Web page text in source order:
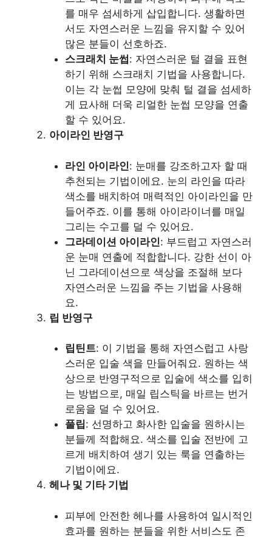
를 매우 섬세하게 삽입합니다. 생활하면
서도 자연스러운 느낌을 유지할 수 있어
많은 분들이 선호하죠.
스크래치 눈썹 : 자연스러운 털 결을 표현
하기 위해 스크래치 기법을 사용합니다.
이는 각 눈썹 모양에 맞춰 털 결을 섬세하
게 묘사해 더욱 리얼한 눈썹 모양을 연출
할 수 있어요.
아이라인 반영구
라인 아이라인: 눈매를 강조하고자 할 때
추천되는 기법이에요. 눈의 라인을 따라
색소를 배치하여 매력적인 아이라인을 만
들어주죠. 이를 통해 아이라이너를 매일
그리는 수고를 덜 수 있어요.
그라데이션 아이라인: 부드럽고 자연스러
운 눈매 연출에 적합합니다. 강한 선이 아
닌 그라데이션으로 색상을 조절해 보다
자연스러운 느낌을 주는 기법을 사용해
요.
립 반영구
립틴트: 이 기법을 통해 자연스럽고 사랑
스러운 입술 색을 만들어줘요. 원하는 색
상으로 반영구적으로 입술에 색소를 입히
는 방법으로, 매일 립스틱을 바르는 번거
로움을 덜 수 있어요.
풀립: 선명하고 화사한 입술을 원하시는
분들께 적합해요. 색소를 입술 전반에 고
르게 배치하여 생기 있는 룩을 연출하는
기법이에요.
헤나 및 기타 기법
피부에 안전한 헤나를 사용하여 일시적인
효과를 원하는 분들을 위한 서비스도 존